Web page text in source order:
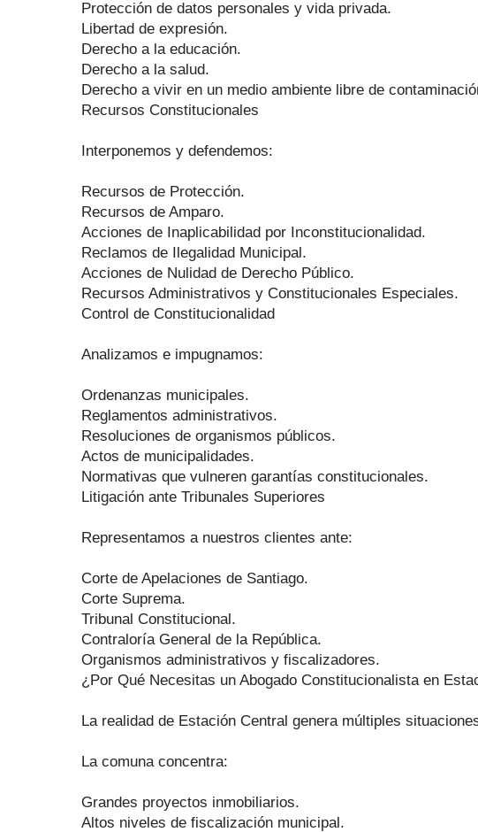
Protección de datos personales y vida privada.
Libertad de expresión.
Derecho a la educación.
Derecho a la salud.
Derecho a vivir en un medio ambiente libre de
Recursos Constitucionales
Interponemos y defendemos:
Recursos de Protección.
Recursos de Amparo.
Acciones de Inaplicabilidad por Inconstitucionalidad.
Reclamos de Ilegalidad Municipal.
Acciones de Nulidad de Derecho Público.
Recursos Administrativos y Constitucionales Especiales.
Control de Constitucionalidad
Analizamos e impugnamos:
Ordenanzas municipales.
Reglamentos administrativos.
Resoluciones de organismos públicos.
Actos de municipalidades.
Normativas que vulneren garantías constitucionales.
Litigación ante Tribunales Superiores
Representamos a nuestros clientes ante:
Corte de Apelaciones de Santiago.
Corte Suprema.
Tribunal Constitucional.
Contraloría General de la República.
Organismos administrativos y fiscalizadores.
¿Por Qué Necesitas un Abogado Constitucionalista en
La realidad de Estación Central genera múltiples
La comuna concentra:
Grandes proyectos inmobiliarios.
Altos niveles de fiscalización municipal.